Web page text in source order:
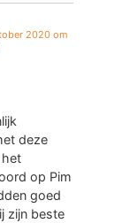
2020 om
deze
het
op Pim
goed
zijn beste